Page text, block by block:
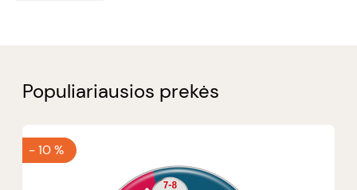
Populiariausios prekės
-10 %